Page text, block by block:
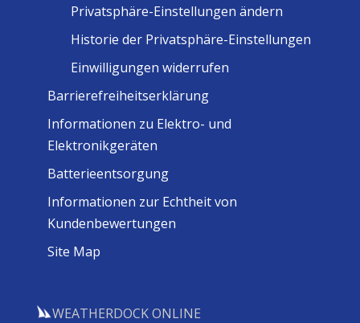
Privatsphäre-Einstellungen ändern
Historie der Privatsphäre-Einstellungen
Einwilligungen widerrufen
Barrierefreiheitserklärung
Informationen zu Elektro- und
Elektronikgeräten
Batterieentsorgung
Informationen zur Echtheit von
Kundenbewertungen
Site Map
WEATHERDOCK ONLINE